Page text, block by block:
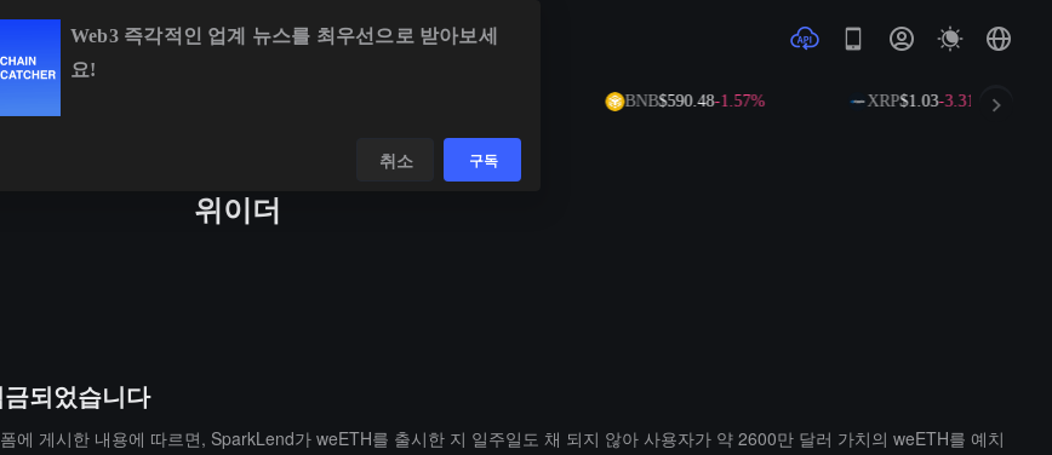
BNB$590.48-1.57% XRP$1.03-3.31%
위이더
되었습니다
게시한 내용에 따르면, SparkLend가 weETH를 출시한 지 일주일도 채 되지 않아 사용자가 약 2600만 달러 가치의 weETH를 예치
Web3 즉각적인 업계 뉴스를 최우선으로 받아보세
요!
취소 구독